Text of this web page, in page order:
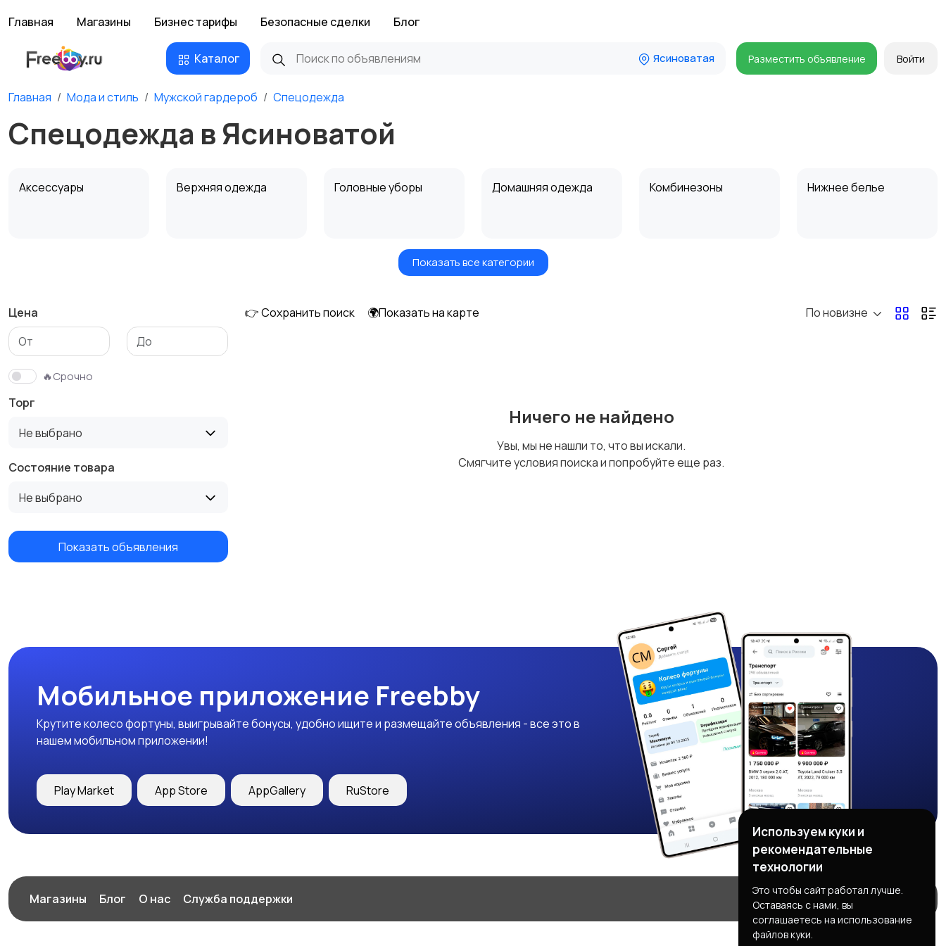
Главная Магазины Бизнес тарифы Безопасные сделки Блог
Каталог Ясиноватая Разместить объявление Войти
Главная Мода и стиль Мужской гардероб Спецодежда
Спецодежда в Ясиноватой
Аксессуары Верхняя одежда Головные уборы Домашняя одежда Комбинезоны Нижнее белье
Свитеры и толстовки
Футболки и поло Штаны и шорты
Показать все категории
Цена
🔥Срочно
Торг
Не выбрано
Состояние товара
Не выбрано
Показать объявления
👉 Сохранить поиск 🌍Показать на карте По новизне
Ничего не найдено
Увы, мы не нашли то, что вы искали.
Смягчите условия поиска и попробуйте еще раз.
Мобильное приложение Freebby
Крутите колесо фортуны, выигрывайте бонусы, удобно ищите и размещайте объявления - все это в
нашем мобильном приложении!
Play Market App Store AppGallery RuStore
Магазины Блог О нас Служба поддержки
Используем куки и
рекомендательные
технологии
Это чтобы сайт работал лучше.
Оставаясь с нами, вы
соглашаетесь на использование
файлов куки.